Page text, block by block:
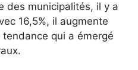
des municipalités, il y a
16,5%, il augmente
qui a émergé